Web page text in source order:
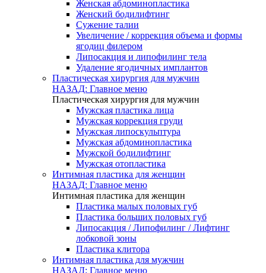
Женская абдоминопластика
Женский бодилифтинг
Сужение талии
Увеличение / коррекция объема и формы
ягодиц филером
Липосакция и липофилинг тела
Удаление ягодичных имплантов
Пластическая хирургия для мужчин
НАЗАД: Главное меню
Пластическая хирургия для мужчин
Мужская пластика лица
Мужская коррекция груди
Мужская липоскульптура
Мужская абдоминопластика
Мужской бодилифтинг
Мужская отопластика
Интимная пластика для женщин
НАЗАД: Главное меню
Интимная пластика для женщин
Пластика малых половых губ
Пластика больших половых губ
Липосакция / Липофилинг / Лифтинг
лобковой зоны
Пластика клитора
Интимная пластика для мужчин
НАЗАД: Главное меню